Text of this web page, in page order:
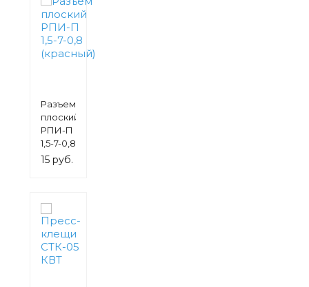
Разъем
плоский
РПИ-П
1,5-7-0,8
(красный)
15 руб.